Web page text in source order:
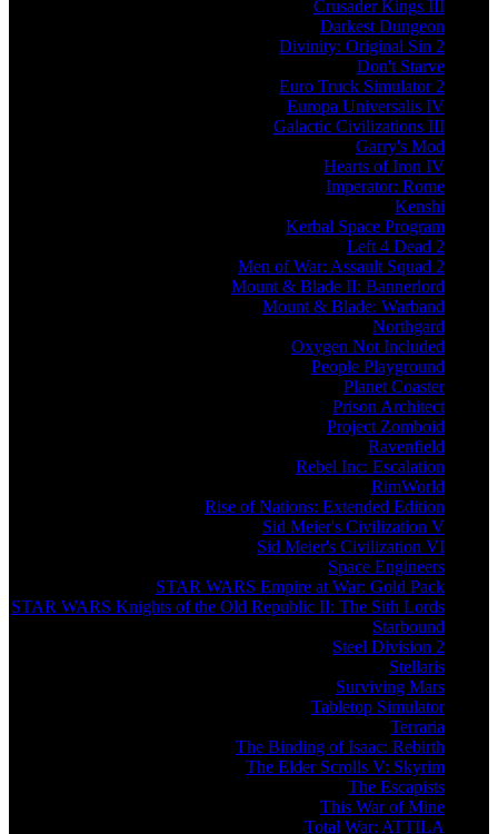
Crusader Kings III
Darkest Dungeon
Divinity: Original Sin 2
Don't Starve
Euro Truck Simulator 2
Europa Universalis IV
Galactic Civilizations III
Garry's Mod
Hearts of Iron IV
Imperator: Rome
Kenshi
Kerbal Space Program
Left 4 Dead 2
Men of War: Assault Squad 2
Mount & Blade II: Bannerlord
Mount & Blade: Warband
Northgard
Oxygen Not Included
People Playground
Planet Coaster
Prison Architect
Project Zomboid
Ravenfield
Rebel Inc: Escalation
RimWorld
Rise of Nations: Extended Edition
Sid Meier's Civilization V
Sid Meier's Civilization VI
Space Engineers
STAR WARS Empire at War: Gold Pack
STAR WARS Knights of the Old Republic II: The Sith Lords
Starbound
Steel Division 2
Stellaris
Surviving Mars
Tabletop Simulator
Terraria
The Binding of Isaac: Rebirth
The Elder Scrolls V: Skyrim
The Escapists
This War of Mine
Total War: ATTILA